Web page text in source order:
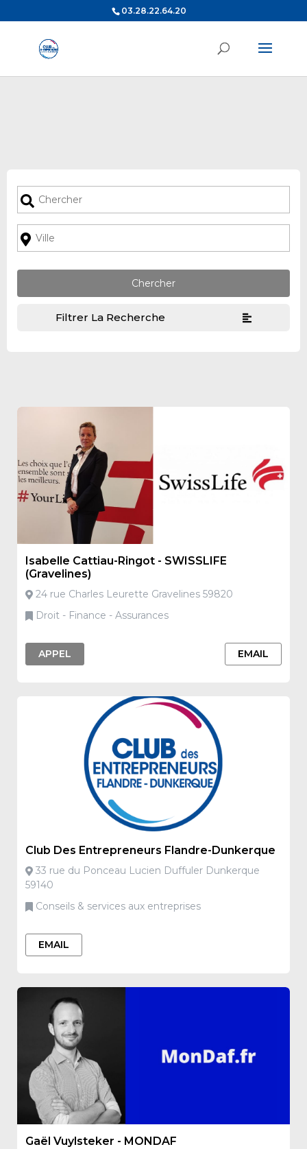
03.28.22.64.20
Filtrer La Recherche
Isabelle Cattiau-Ringot - SWISSLIFE
(Gravelines)
24 rue Charles Leurette Gravelines 59820
Droit - Finance - Assurances
APPEL EMAIL
Club Des Entrepreneurs Flandre-Dunkerque
33 rue du Ponceau Lucien Duffuler Dunkerque
59140
Conseils & services aux entreprises
EMAIL
Gaël Vuylsteker - MONDAF